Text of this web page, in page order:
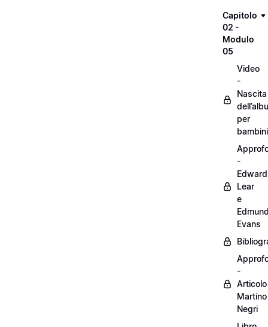
Capitolo
02 -
Modulo
05
Video
-
Nascita
per
bambini
-
Edward
Lear
e
Evans
-
Articolo
Martino
Negri